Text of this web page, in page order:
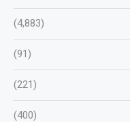
(4,883)
(91)
(221)
(400)